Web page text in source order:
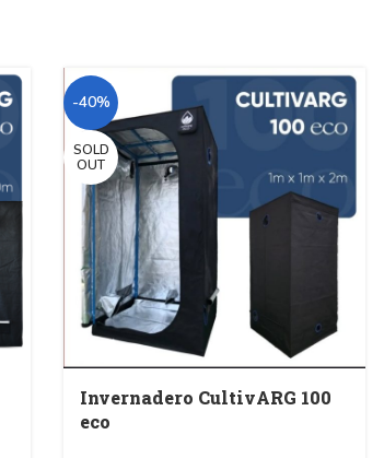
-40%
SOLD
OUT
Invernadero CultivARG 100
eco